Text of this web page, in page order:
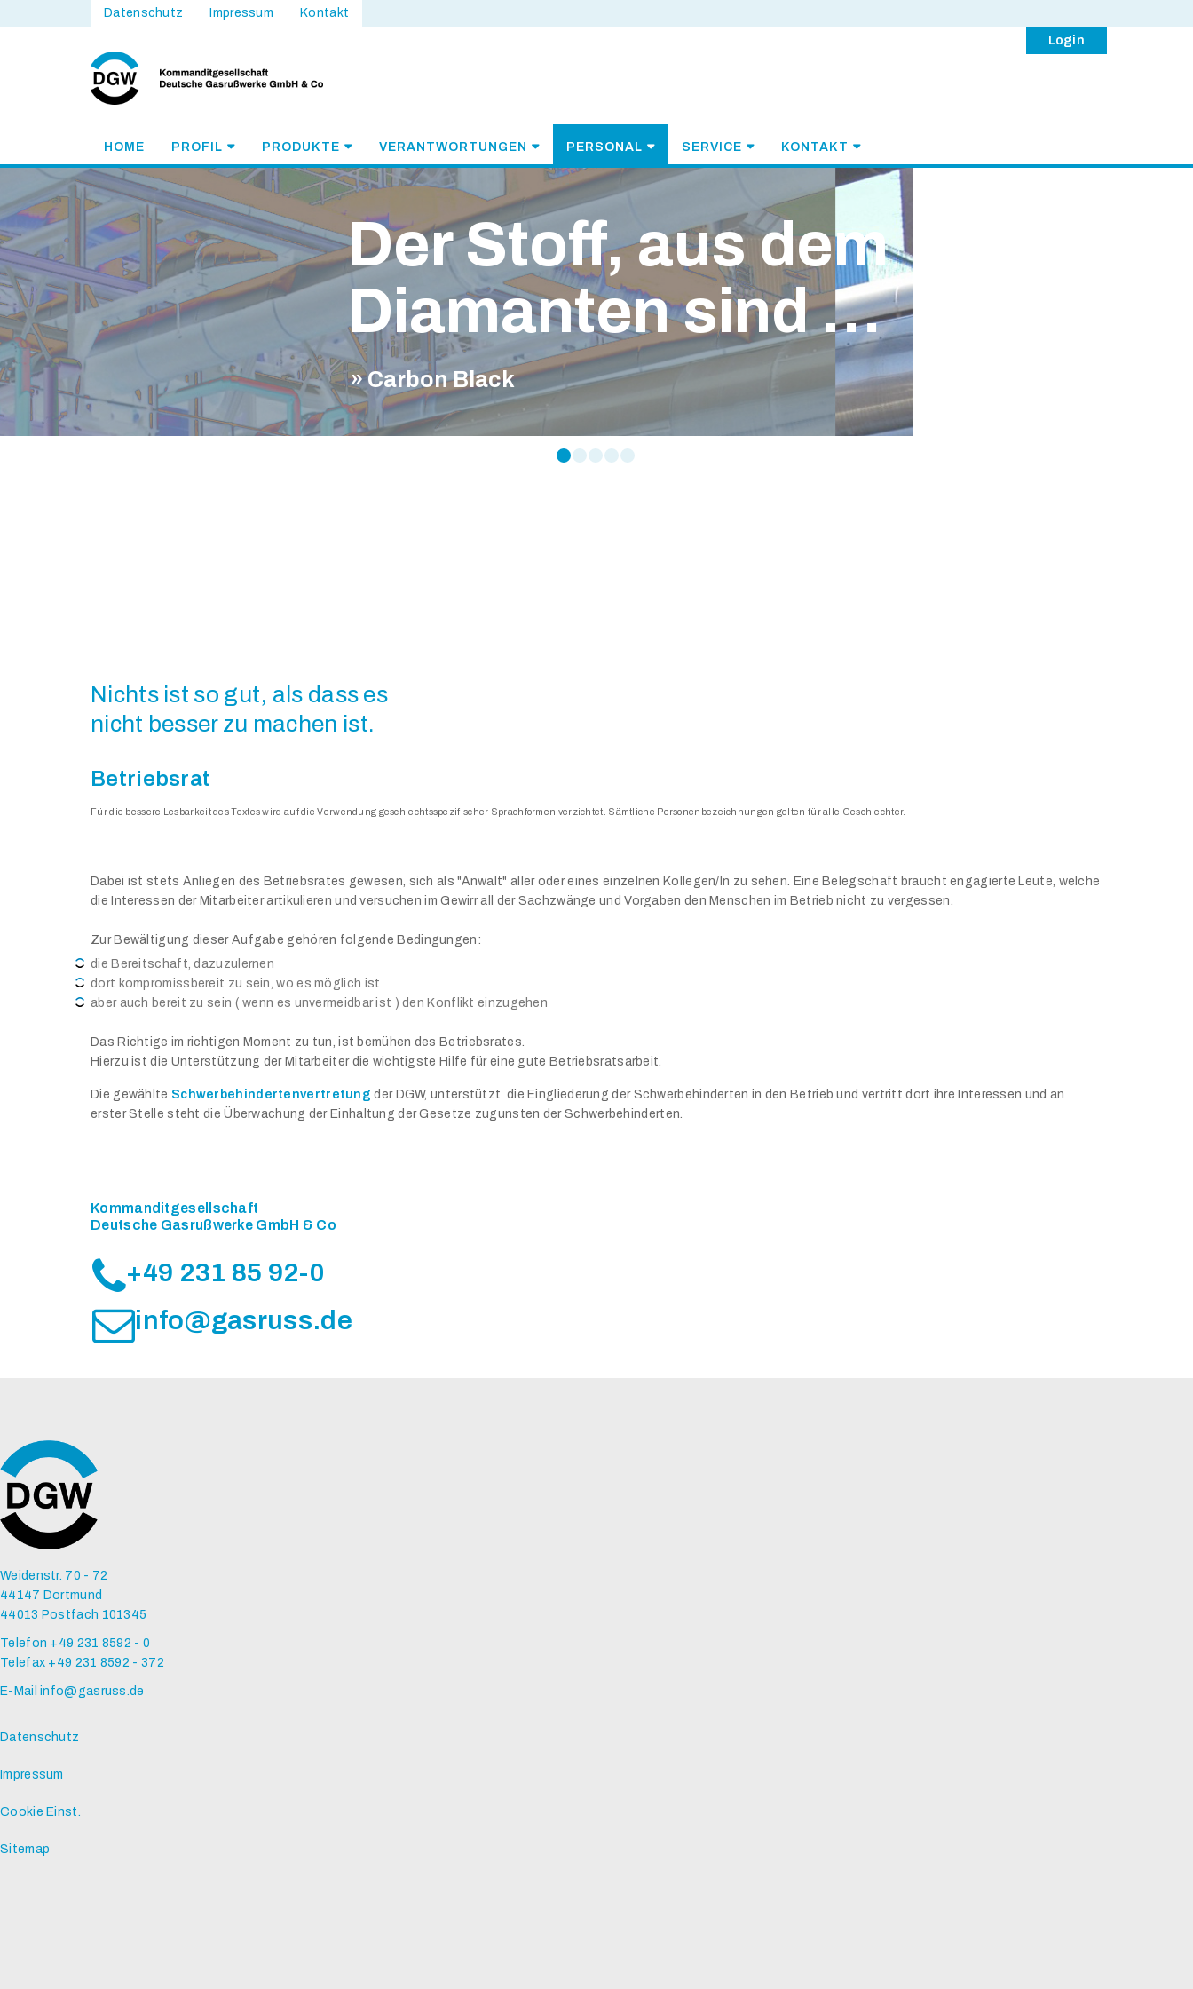
Datenschutz Impressum Kontakt
Login
HOME PROFIL PRODUKTE VERANTWORTUNGEN PERSONAL SERVICE KONTAKT
Der Stoff, aus dem
Diamanten sind …
» Carbon Black
Nichts ist so gut, als dass es
nicht besser zu machen ist.
Betriebsrat
Für die bessere Lesbarkeit des Textes wird auf die Verwendung geschlechtsspezifischer Sprachformen verzichtet. Sämtliche Personenbezeichnungen gelten für alle Geschlechter.
Dabei ist stets Anliegen des Betriebsrates gewesen, sich als "Anwalt" aller oder eines einzelnen Kollegen/In zu sehen. Eine Belegschaft braucht engagierte Leute, welche
die Interessen der Mitarbeiter artikulieren und versuchen im Gewirr all der Sachzwänge und Vorgaben den Menschen im Betrieb nicht zu vergessen.
Zur Bewältigung dieser Aufgabe gehören folgende Bedingungen:
die Bereitschaft, dazuzulernen
dort kompromissbereit zu sein, wo es möglich ist
aber auch bereit zu sein ( wenn es unvermeidbar ist ) den Konflikt einzugehen
Das Richtige im richtigen Moment zu tun, ist bemühen des Betriebsrates.
Hierzu ist die Unterstützung der Mitarbeiter die wichtigste Hilfe für eine gute Betriebsratsarbeit.
Die gewählte Schwerbehindertenvertretung der DGW, unterstützt die Eingliederung der Schwerbehinderten in den Betrieb und vertritt dort ihre Interessen und an
erster Stelle steht die Überwachung der Einhaltung der Gesetze zugunsten der Schwerbehinderten.
Kommanditgesellschaft
Deutsche Gasrußwerke GmbH & Co
+49 231 85 92-0
info@gasruss.de
Weidenstr. 70 - 72
44147 Dortmund
44013 Postfach 101345
Telefon +49 231 8592 - 0
Telefax +49 231 8592 - 372
E-Mailinfo@gasruss.de
Datenschutz
Impressum
Cookie Einst.
Sitemap